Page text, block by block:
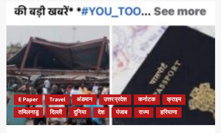
E Paper Travel अंडमान उत्तर प्रदेश कर्नाटक
क्राइम
तमिलनाडु
दिल्ली दुनिया देश पंजाब राज्य हरियाणा